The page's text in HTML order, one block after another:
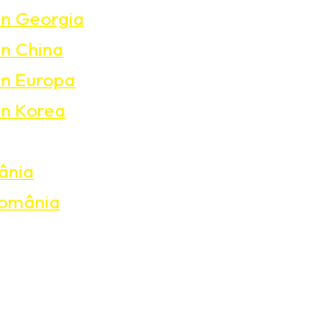
Georgia
China
Europa
Korea